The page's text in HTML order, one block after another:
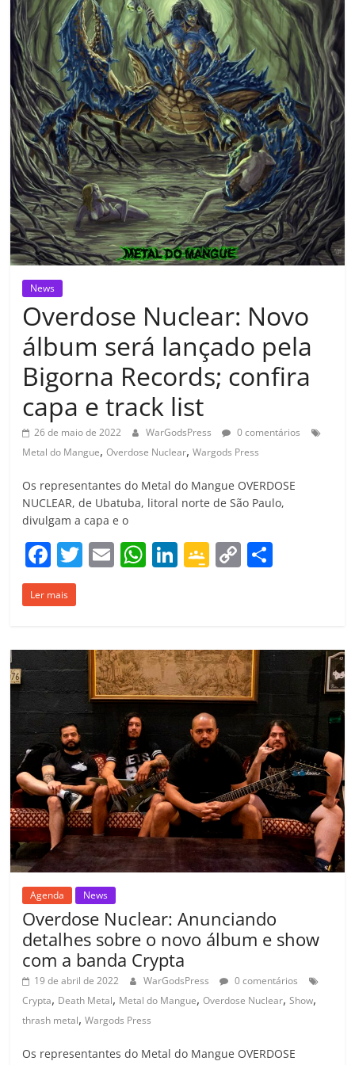
News
Overdose Nuclear: Novo
álbum será lançado pela
Bigorna Records; confira
capa e track list
26 de maio de 2022 WarGodsPress
0 comentários
Metal do Mangue,Overdose Nuclear,Wargods Press
Os representantes do Metal do Mangue OVERDOSE
NUCLEAR, de Ubatuba, litoral norte de São Paulo,
divulgam a capa e o
F
a
c
b
o
o
k
T E W
A
p
p
Li
dI
n
G
e
Cl
a
ss
ro
m
C
Li
n
k
ar
til
h
ar
Ler mais
Agenda News
Overdose Nuclear: Anunciando
detalhes sobre o novo álbum e show
com a banda Crypta
19 de abril de 2022 WarGodsPress
0 comentários
Crypta, Death Metal, Metal do Mangue,Overdose Nuclear,Show,
thrash metal,Wargods Press
Os representantes do Metal do Mangue OVERDOSE